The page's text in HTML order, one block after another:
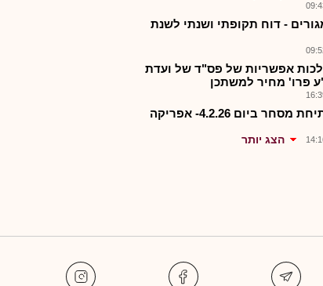
- דוח תקופתי ושנתי לשנת
אפשריות של פס"ד של ועדת
פרו' מחיר למשתכן
אפמג - פתיחת מסחר ביום 4.2.26- אפריקה
הצג יותר